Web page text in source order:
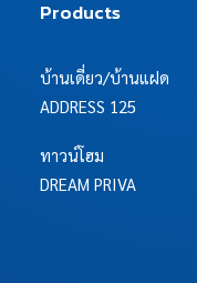
Products
บ้านเดี่ยว/บ้านแฝด
ADDRESS 125
ทาวน์โฮม
DREAM PRIVA